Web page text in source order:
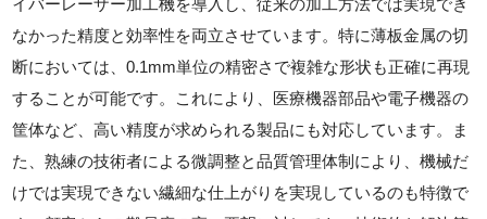
なかった精度と効率性を両立させています。特に薄板金属の切
断においては、0.1mm単位の精密さで複雑な形状も正確に再現
することが可能です。これにより、医療機器部品や電子機器の
筐体など、高い精度が求められる製品にも対応しています。ま
た、熟練の技術者による微調整と品質管理体制により、機械だ
けでは実現できない繊細な仕上がりを実現しているのも特徴で